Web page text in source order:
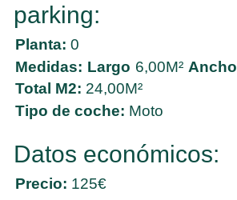
parking:
Planta: 0
Medidas: Largo 6,00M² Ancho
Total M2: 24,00M²
Tipo de coche: Moto
Datos económicos:
Precio: 125€